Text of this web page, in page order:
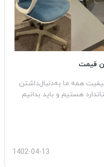
قیمت
همه ما به‌دنبال‌داشتن
هستیم و باید بدانیم
1402-04-13